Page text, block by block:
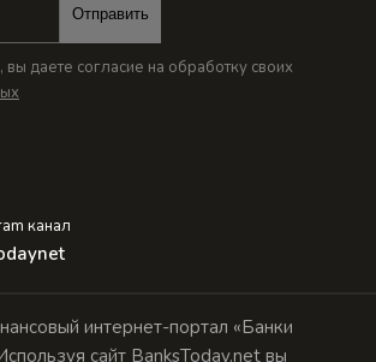
Отправить
даете согласие на обработку своих
канал
интернет-портал «Банки
сайт BanksToday.net вы